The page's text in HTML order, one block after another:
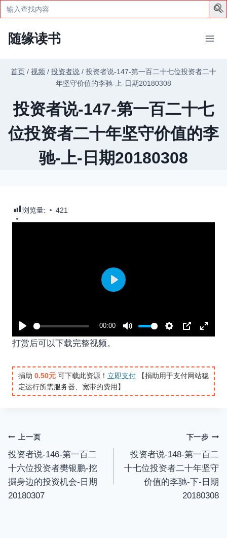
Search
for:
随缘读书
首页 / 视频 / 投资者说 / 投资者说-147-第一百二十七位投资者二十
年坚守价值的李驰-上-日期20180308
投资者说-147-第一百二十七
位投资者二十年坚守价值的李
驰-上-日期20180308
浏览量: 421
P
a
y
00:00
M
t
e
S
t
t
i
P
P
E
t
e
r
l
l
s
c
r
P
打赏后可以下载完整视频。
捐助 0.50元 可下载此资源！ 立即支付 【捐助用于支付网站稳
定运行所需服务器、宽带的费用】
文
章
导
上一页
投资者说-146-第一百二
十六位投资者樊银鹏-挖
掘身边的投资机会-日期
20180307
下一步
投资者说-148-第一百二
十七位投资者二十年坚守
价值的李驰-下-日期
20180308